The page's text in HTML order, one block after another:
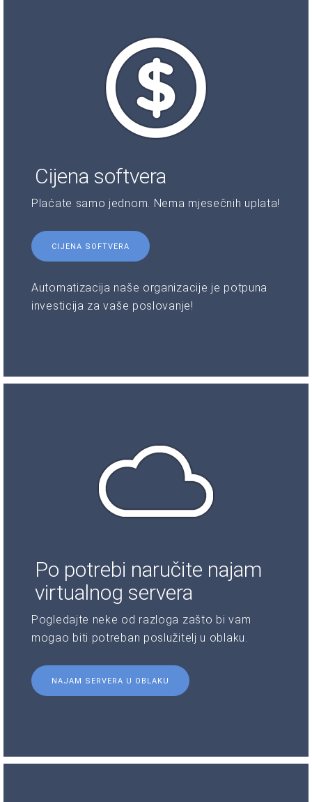
Cijena softvera
Plaćate samo jednom. Nema mjesečnih uplata!
CIJENA SOFTVERA
Automatizacija naše organizacije je potpuna
investicija za vaše poslovanje!
Po potrebi naručite najam
virtualnog servera
Pogledajte neke od razloga zašto bi vam
mogao biti potreban poslužitelj u oblaku.
NAJAM SERVERA U OBLAKU